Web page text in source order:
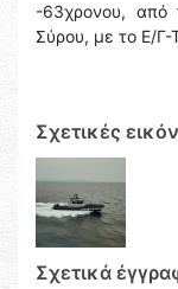
-63χρονου, από
Σύρου, με το Ε/
Σχετικές
Σχετικά